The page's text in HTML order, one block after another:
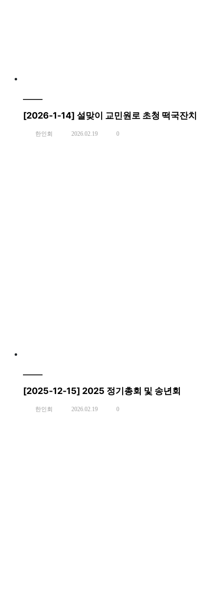
[2026-1-14] 설맞이 교민원로 초청 떡국잔치
한인회 2026.02.19 0
[2025-12-15] 2025 정기총회 및 송년회
한인회 2026.02.19 0